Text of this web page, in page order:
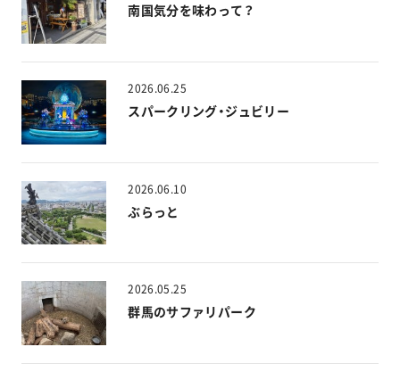
南国気分を味わって？
2026.06.25
スパークリング・ジュビリー
2026.06.10
ぶらっと
2026.05.25
群馬のサファリパーク